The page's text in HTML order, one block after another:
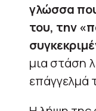
γλώσσα
του, την
μια στάση
επάγγελμά